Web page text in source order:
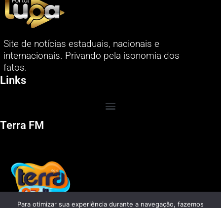
Site de notícias estaduais, nacionais e
internacionais. Privando pela isonomia dos
fatos.
Links
Terra FM
Para otimizar sua experiência durante a navegação, fazemos